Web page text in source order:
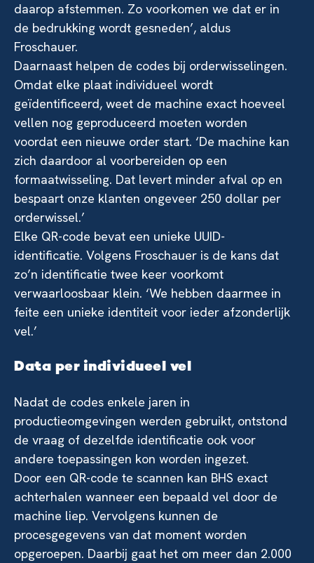
daarop afstemmen. Zo voorkomen we dat er in
de bedrukking wordt gesneden’, aldus
Froschauer.
Daarnaast helpen de codes bij orderwisselingen.
Omdat elke plaat individueel wordt
geïdentificeerd, weet de machine exact hoeveel
vellen nog geproduceerd moeten worden
voordat een nieuwe order start. ‘De machine kan
zich daardoor al voorbereiden op een
formaatwisseling. Dat levert minder afval op en
bespaart onze klanten ongeveer 250 dollar per
orderwissel.’
Elke QR-code bevat een unieke UUID-
identificatie. Volgens Froschauer is de kans dat
zo’n identificatie twee keer voorkomt
verwaarloosbaar klein. ‘We hebben daarmee in
feite een unieke identiteit voor ieder afzonderlijk
vel.’
Data per individueel vel
Nadat de codes enkele jaren in
productieomgevingen werden gebruikt, ontstond
de vraag of dezelfde identificatie ook voor
andere toepassingen kon worden ingezet.
Door een QR-code te scannen kan BHS exact
achterhalen wanneer een bepaald vel door de
machine liep. Vervolgens kunnen de
procesgegevens van dat moment worden
opgeroepen. Daarbij gaat het om meer dan 2.000